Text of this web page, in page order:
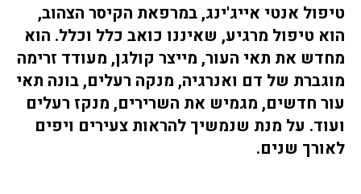
טיפול אנטי אייג'ינג, במרפאת הקיסר הצהוב,
הוא טיפול מרגיע, שאיננו כואב כלל וכלל. הוא
מחדש את תאי העור, מייצר קולגן, מעודד זרימה
מוגברת של דם ואנרגיה, מנקה רעלים, בונה תאי
עור חדשים, מגמיש את השרירים, מנקז רעלים
ועוד. על מנת שנמשיך להראות צעירים ויפים
לאורך שנים.